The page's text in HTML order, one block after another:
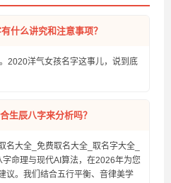
什么讲究和注意事项？
2020洋气女孩名字这事儿，说到底
生辰八字来分析吗？
名大全_免费取名大全_取名字大全_
命理与现代AI算法，在2026年为您
议。我们结合五行平衡、音律美学